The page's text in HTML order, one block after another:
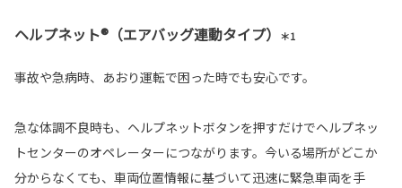
ヘルプネット®（エアバッグ連動タイプ） ＊1
事故や急病時、あおり運転で困った時でも安心です。
急な体調不良時も、ヘルプネットボタンを押すだけでヘルプネッ
トセンターのオペレーターにつながります。今いる場所がどこか
分からなくても、車両位置情報に基づいて迅速に緊急車両を手